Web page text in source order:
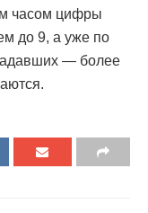
часом цифры
до 9, а уже по
— более